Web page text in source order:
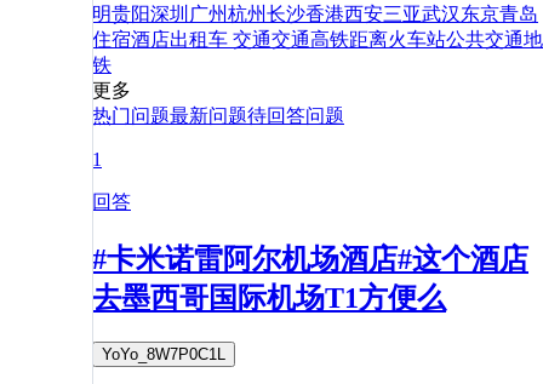
明贵阳深圳 广州杭州长沙香港西安三亚武汉东京青岛
住宿酒店出租车 交通交通高铁距离火车站公共交通地
铁
更多
热门问题最新问题待回答问题
1
回答
#卡米诺雷阿尔机场酒店#这个酒店
去墨西哥国际机场T1方便么
YoYo_8W7P0C1L